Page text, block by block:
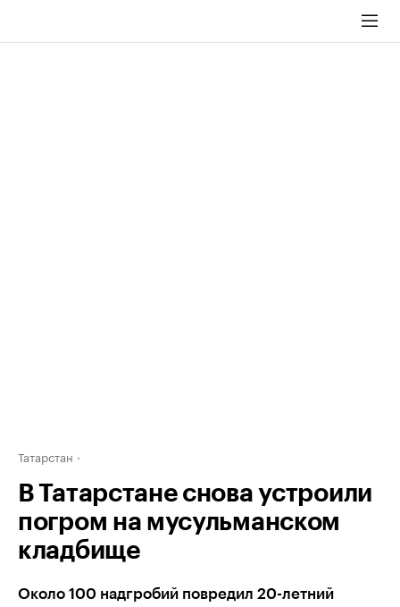
Татарстан
В Татарстане снова устроили
погром на мусульманском
кладбище
Около 100 надгробий повредил 20-летний